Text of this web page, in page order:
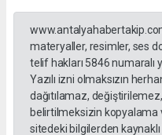
materyaller, resimler, ses
telif hakları 5846 numaralı
Yazılı izni olmaksızın
dağıtılamaz,
belirtilmeksizin kopyalama
sitedeki bilgilerden